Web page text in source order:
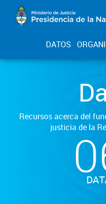
DATOS
Recursos acerca del
justicia de la